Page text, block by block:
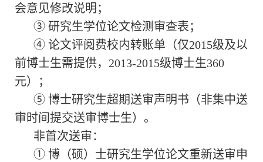
会意见修改说明；
③ 研究生学位论文检测审查表；
④ 论文评阅费校内转账单（仅2015级及以
前博士生需提供，2013-2015级博士生360
元）；
⑤ 博士研究生超期送审声明书（非集中送
审时间提交送审博士生）。
非首次送审：
① 博（硕）士研究生学位论文重新送审申